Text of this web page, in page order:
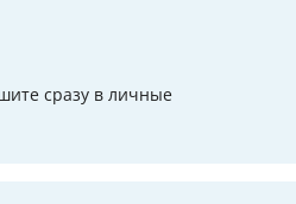
сразу в личные